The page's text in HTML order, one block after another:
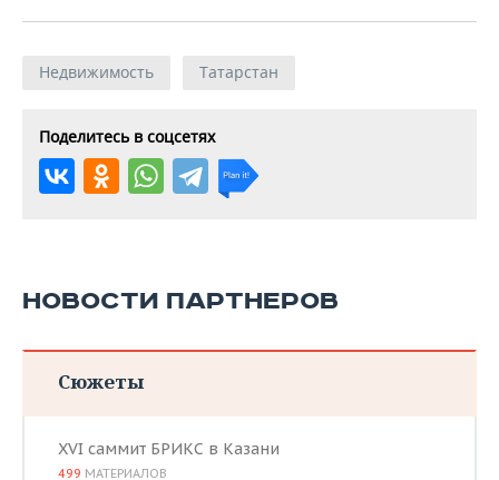
Недвижимость Татарстан
Поделитесь в соцсетях
НОВОСТИ ПАРТНЕРОВ
Сюжеты
XVI саммит БРИКС в Казани
499 МАТЕРИАЛОВ